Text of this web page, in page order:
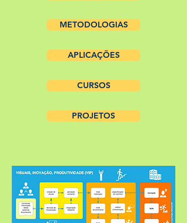
METODOLOGIAS
APLICAÇÕES
CURSOS
PROJETOS